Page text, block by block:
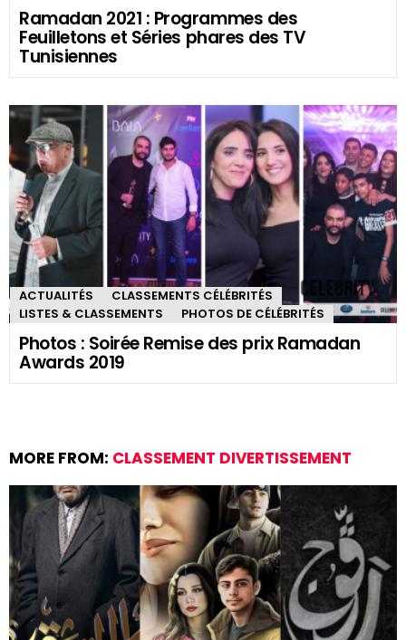
Ramadan Awards 2023 : Votez pour les
Meilleures Séries et Programmes TV en
Tunisie
11 avril 2023, 13 h 38 min
Ramadan Awards 2022 : Votez pour les
Meilleures Séries et Programmes TV en
Tunisie
28 avril 2022, 19 h 01 min